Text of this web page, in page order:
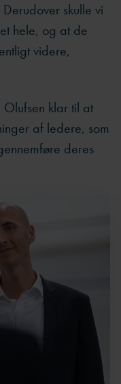
skulle vi
hele, og at de
videre,
klar til at
af ledere, som
deres